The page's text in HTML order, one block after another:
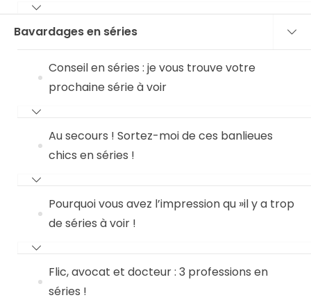
Bavardages en séries
Conseil en séries : je vous trouve votre
prochaine série à voir
Au secours ! Sortez-moi de ces banlieues
chics en séries !
Pourquoi vous avez l’impression qu »il y a trop
de séries à voir !
Flic, avocat et docteur : 3 professions en
séries !